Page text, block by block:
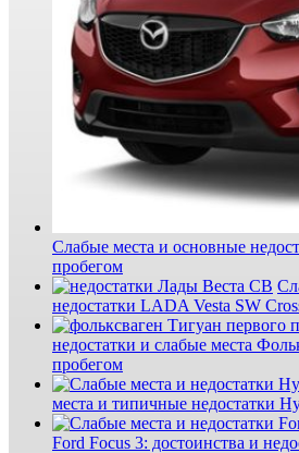
Слабые места и основные
пробегом
недостатки LADA Vesta SW
недостатки и слабые места
пробегом
места и типичные недостатки
Ford Focus 3: достоинства и